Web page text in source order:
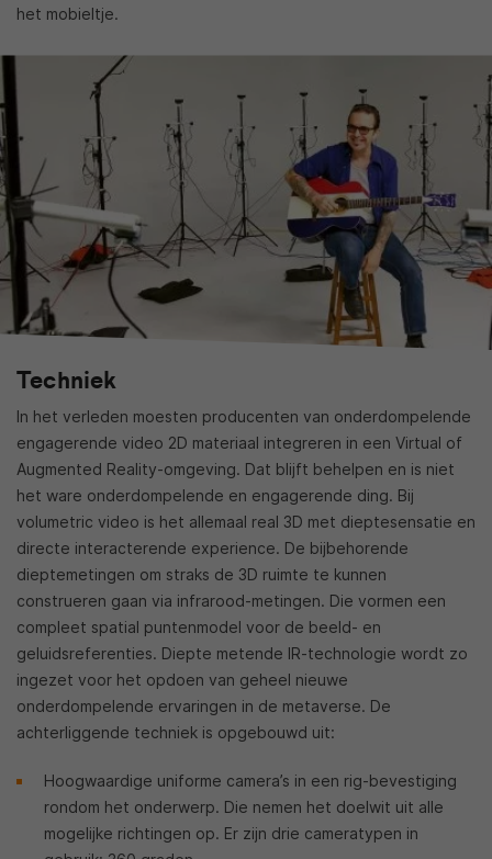
het mobieltje.
Techniek
In het verleden moesten producenten van onderdompelende
engagerende video 2D materiaal integreren in een Virtual of
Augmented Reality-omgeving. Dat blijft behelpen en is niet
het ware onderdompelende en engagerende ding. Bij
volumetric video is het allemaal real 3D met dieptesensatie en
directe interacterende experience. De bijbehorende
dieptemetingen om straks de 3D ruimte te kunnen
construeren gaan via infrarood-metingen. Die vormen een
compleet spatial puntenmodel voor de beeld- en
geluidsreferenties. Diepte metende IR-technologie wordt zo
ingezet voor het opdoen van geheel nieuwe
onderdompelende ervaringen in de metaverse. De
achterliggende techniek is opgebouwd uit:
Hoogwaardige uniforme camera’s in een rig-bevestiging
rondom het onderwerp. Die nemen het doelwit uit alle
mogelijke richtingen op. Er zijn drie cameratypen in